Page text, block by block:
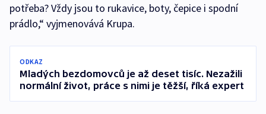
potřeba? Vždy jsou to rukavice, boty, čepice i spodní
prádlo,“ vyjmenovává Krupa.
ODKAZ
Mladých bezdomovců je až deset tisíc. Nezažili
normální život, práce s nimi je těžší, říká expert